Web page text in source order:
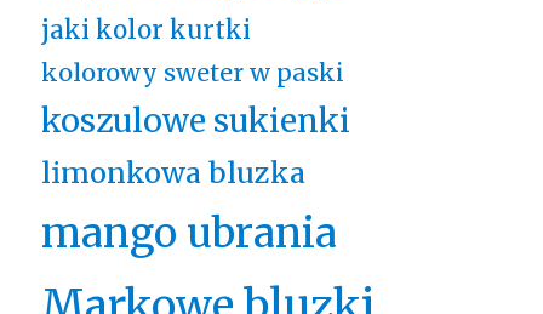
jaki kolor kurtki
kolorowy sweter w paski
koszulowe sukienki
limonkowa bluzka
mango ubrania